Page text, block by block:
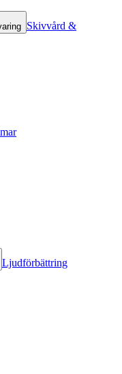
Skivvård &
Ljudförbättring